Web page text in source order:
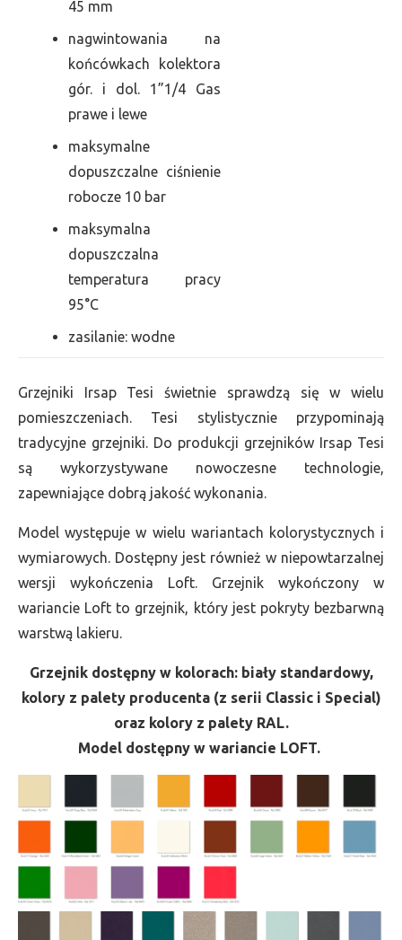
45 mm
nagwintowania na
końcówkach kolektora
gór. i dol. 1”1/4 Gas
prawe i lewe
maksymalne
dopuszczalne ciśnienie
robocze 10 bar
maksymalna
dopuszczalna
temperatura pracy
95°C
zasilanie: wodne
Grzejniki Irsap Tesi świetnie sprawdzą się w wielu
pomieszczeniach. Tesi stylistycznie przypominają
tradycyjne grzejniki. Do produkcji grzejników Irsap Tesi
są wykorzystywane nowoczesne technologie,
zapewniające dobrą jakość wykonania.
Model występuje w wielu wariantach kolorystycznych i
wymiarowych. Dostępny jest również w niepowtarzalnej
wersji wykończenia Loft. Grzejnik wykończony w
wariancie Loft to grzejnik, który jest pokryty bezbarwną
warstwą lakieru.
Grzejnik dostępny w kolorach: biały standardowy,
kolory z palety producenta (z serii Classic i Special)
oraz kolory z palety RAL.
Model dostępny w wariancie LOFT.